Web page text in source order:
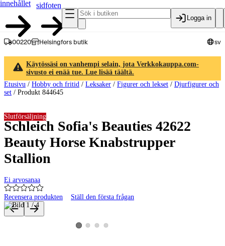
innehållet
sidfoten
Logga in
00220 Helsingfors butik sv
Käytössäsi on vanhempi selain, jota Verkkokauppa.com-
sivusto ei enää tue. Lue lisää täältä.
Etusivu / Hobby och fritid / Leksaker / Figurer och lekset / Djurfigurer och
set / Produkt 844645
Schleich Sofia's Beauties 42622
Beauty Horse Knabstrupper
Stallion
Ei arvosanaa
Recensera produkten Ställ den första frågan
Slutförsäljning
Produktbilder och videor
Visa produktbild 1
Visa produktbild 2
Visa produktbild 3
Visa produktbild 4